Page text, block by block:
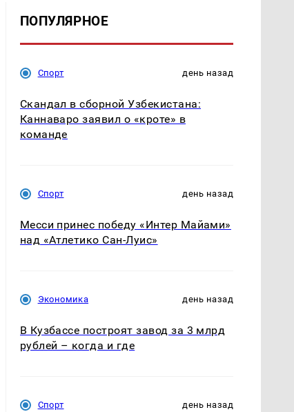
ПОПУЛЯРНОЕ
Спорт день назад
Скандал в сборной Узбекистана:
Каннаваро заявил о «кроте» в
команде
Спорт день назад
Месси принес победу «Интер Майами»
над «Атлетико Сан-Луис»
Экономика день назад
В Кузбассе построят завод за 3 млрд
рублей – когда и где
Спорт день назад